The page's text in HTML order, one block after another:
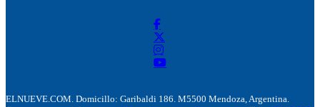
ELNUEVE.COM. Domicillo: Garibaldi 186. M5500 Mendoza, Argentina.